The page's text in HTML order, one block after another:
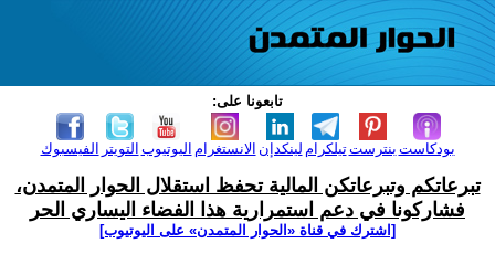
تابعونا على:
الفيسبوك التويتر اليوتيوب الانستغرام لينكدإن تيلكرامبنترست بودكاست
تبرعاتكم وتبرعاتكن المالية تحفظ استقلال الحوار المتمدن،
فشاركونا في دعم استمرارية هذا الفضاء اليساري الحر
[اشترك في قناة ‫«الحوار المتمدن» على اليوتيوب]